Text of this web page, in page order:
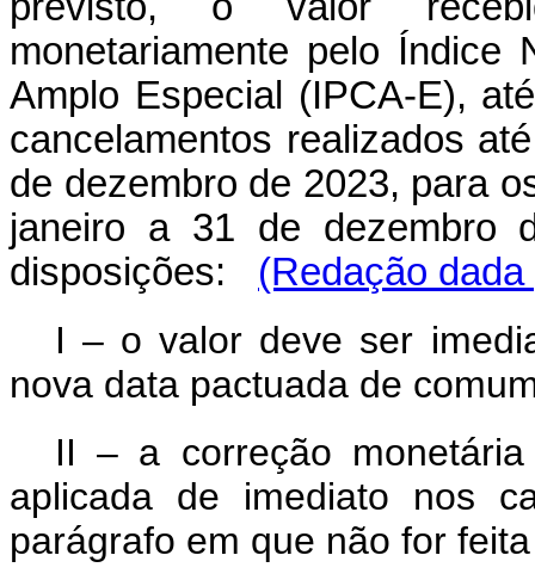
monetariamente pelo Índice
Amplo Especial (IPCA-E),
cancelamentos realizados
de dezembro de 2023, para
janeiro a 31 de dezembro
disposições:
(Redação
I – o valor deve ser
nova data pactuada de
II – a correção
aplicada de imediato nos
parágrafo em que não for